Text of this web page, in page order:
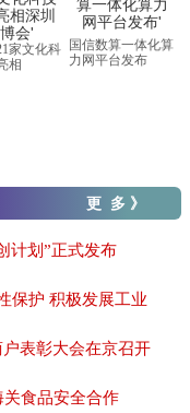
家文化科
相
国信数算一体化算
力网平台发布
更 多 》
计划”正式发布
保护 积极发展工业
表彰大会在京召开
关食品安全合作